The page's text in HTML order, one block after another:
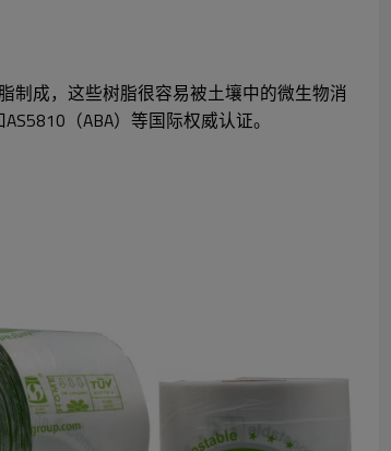
制成，这些树脂很容易被土壤中的微生物消
（ABA）等国际权威认证。